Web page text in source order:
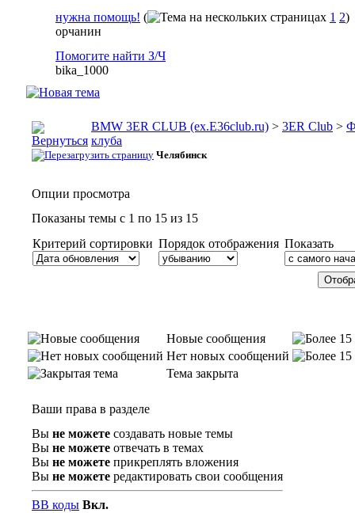
нужна помощь! ( 1 2)
орчанин
Помогите найти З/Ч
bika_1000
BMW 3ER CLUB (ex.E36club.ru) > 3ER Club >
клуба
Челябинск
Опции просмотра
Показаны темы с 1 по 15 из 15
Критерий сортировки Порядок отображения Показать
Новые сообщения
Нет новых сообщений
Тема закрыта
Ваши права в разделе
Вы не можете создавать новые темы
Вы не можете отвечать в темах
Вы не можете прикреплять вложения
Вы не можете редактировать свои сообщения
BB коды Вкл.